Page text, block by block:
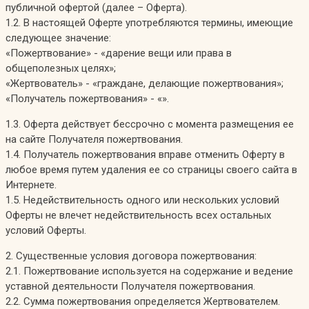
публичной офертой (далее – Оферта).
1.2. В настоящей Оферте употребляются термины, имеющие
следующее значение:
«Пожертвование» - «дарение вещи или права в
общеполезных целях»;
«Жертвователь» - «граждане, делающие пожертвования»;
«Получатель пожертвования» - «».
1.3. Оферта действует бессрочно с момента размещения ее
на сайте Получателя пожертвования.
1.4. Получатель пожертвования вправе отменить Оферту в
любое время путем удаления ее со страницы своего сайта в
Интернете.
1.5. Недействительность одного или нескольких условий
Оферты не влечет недействительность всех остальных
условий Оферты.
2. Существенные условия договора пожертвования:
2.1. Пожертвование используется на содержание и ведение
уставной деятельности Получателя пожертвования.
2.2. Сумма пожертвования определяется Жертвователем.